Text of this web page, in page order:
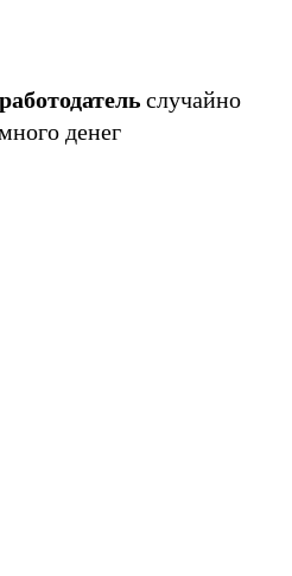
случайно
денег